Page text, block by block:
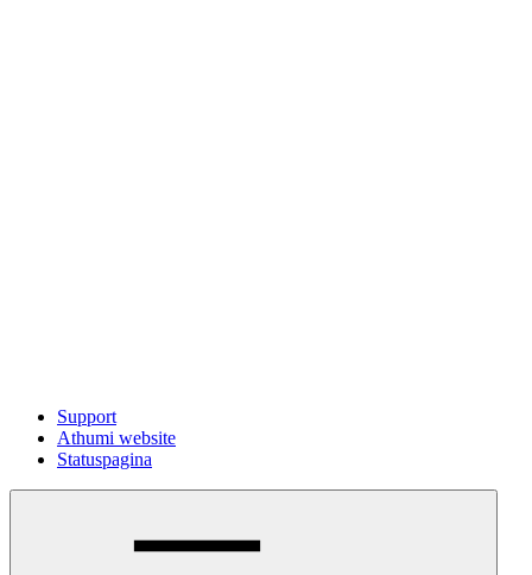
Support
Athumi website
Statuspagina